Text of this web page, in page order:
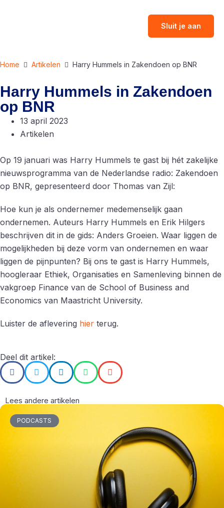
Sluit je aan
Home Artikelen Harry Hummels in Zakendoen op BNR
Harry Hummels in Zakendoen
op BNR
13 april 2023
Artikelen
Op 19 januari was Harry Hummels te gast bij hét zakelijke
nieuwsprogramma van de Nederlandse radio: Zakendoen
op BNR, gepresenteerd door Thomas van Zijl:
Hoe kun je als ondernemer medemenselijk gaan
ondernemen. Auteurs Harry Hummels en Erik Hilgers
beschrijven dit in de gids: Anders Groeien. Waar liggen de
mogelijkheden bij deze vorm van ondernemen en waar
liggen de pijnpunten? Bij ons te gast is Harry Hummels,
hoogleraar Ethiek, Organisaties en Samenleving binnen de
vakgroep Finance van de School of Business and
Economics van Maastricht University.
Luister de aflevering hier terug.
Deel dit artikel:
Lees andere artikelen
PODCASTS